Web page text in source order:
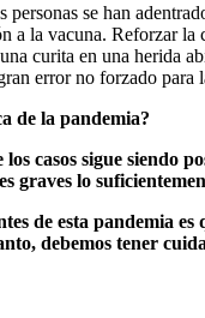
se han
la vacuna. Reforzar
curita en una herida
error no forzado
de la pandemia?
casos sigue siendo
lo
de esta pandemia
debemos tener